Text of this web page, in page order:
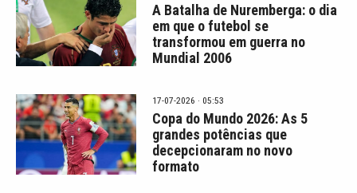
A Batalha de Nuremberga: o dia
em que o futebol se
transformou em guerra no
Mundial 2006
17-07-2026 · 05:53
Copa do Mundo 2026: As 5
grandes potências que
decepcionaram no novo
formato